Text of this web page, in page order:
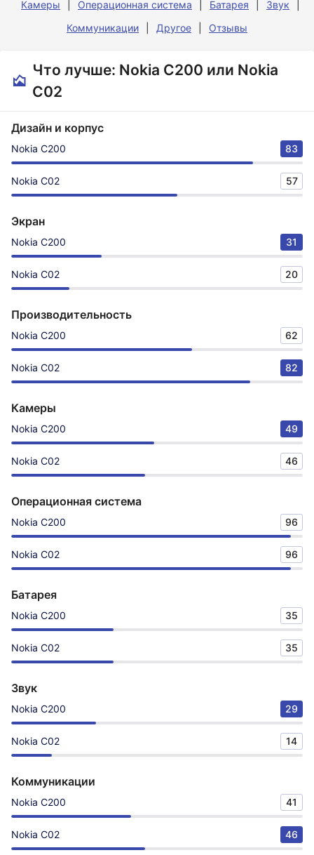
Камеры
Операционная система Батарея
Звук
Коммуникации
Другое Отзывы
Что лучше: Nokia C200 или Nokia
C02
Дизайн и корпус
Nokia C200 83
Nokia C02 57
Экран
Nokia C200 31
Nokia C02 20
Производительность
Nokia C200 62
Nokia C02 82
Камеры
Nokia C200 49
Nokia C02 46
Операционная система
Nokia C200 96
Nokia C02 96
Батарея
Nokia C200 35
Nokia C02 35
Звук
Nokia C200 29
Nokia C02 14
Коммуникации
Nokia C200 41
Nokia C02 46